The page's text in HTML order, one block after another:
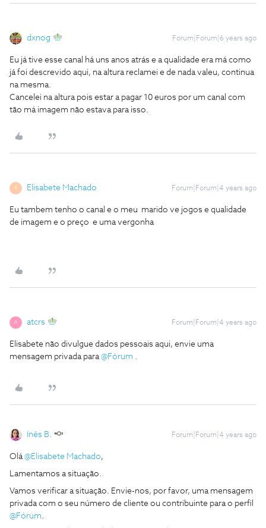
dxnog Forum|Forum|6 years ago
Eu já tive esse canal há uns anos atrás e a qualidade era má como
já foi descrevido aqui, na altura reclamei e de nada valeu, continua
na mesma.
Cancelei na altura pois estar a pagar 10 euros por um canal com
tão má imagem não estava para isso.
E Elisabete Machado Forum|Forum|4 years ago
Eu tambem tenho o canal e o meu marido ve jogos e qualidade
de imagem e o preço e uma vergonha
A atcrs Forum|Forum|4 years ago
Elisabete não divulgue dados pessoais aqui, envie uma
mensagem privada para @Fórum
Inês B. Forum|Forum|4 years ago
Olá @Elisabete Machado,
Lamentamos a situação.
Vamos verificar a situação. Envie-nos, por favor, uma mensagem
privada com o seu número de cliente ou contribuinte para o perfil
@Fórum